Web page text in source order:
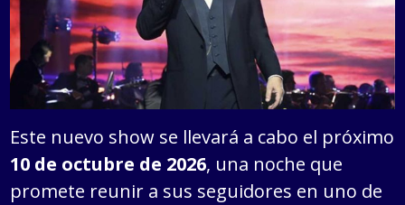
Este nuevo show se llevará a cabo el próximo
10 de octubre de 2026, una noche que
promete reunir a sus seguidores en uno de